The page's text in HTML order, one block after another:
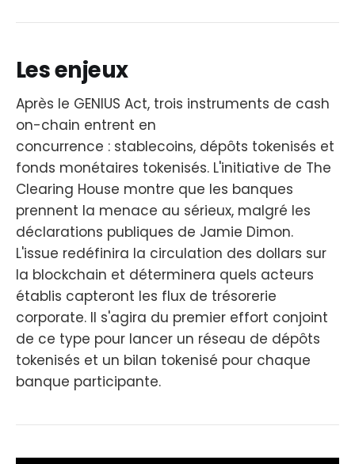
Les enjeux
Après le GENIUS Act, trois instruments de cash
on-chain entrent en
concurrence : stablecoins, dépôts tokenisés et
fonds monétaires tokenisés. L'initiative de The
Clearing House montre que les banques
prennent la menace au sérieux, malgré les
déclarations publiques de Jamie Dimon.
L'issue redéfinira la circulation des dollars sur
la blockchain et déterminera quels acteurs
établis capteront les flux de trésorerie
corporate. Il s'agira du premier effort conjoint
de ce type pour lancer un réseau de dépôts
tokenisés et un bilan tokenisé pour chaque
banque participante.